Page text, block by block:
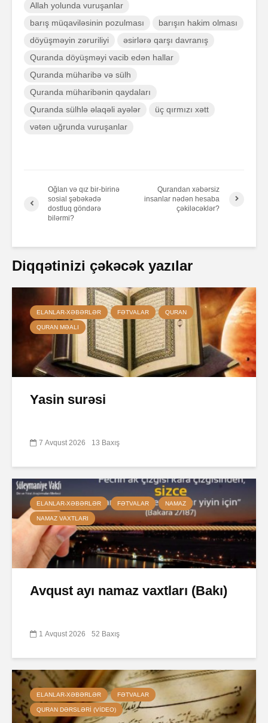
Allah yolunda vuruşanlar
barış müqaviləsinin pozulması
barışın hakim olması
döyüşməyin zəruriliyi
əsirlərə qarşı davranış
Quranda döyüşməyi vacib edən hallar
Quranda müharibə və sülh
Quranda müharibənin qaydaları
Quranda sülhlə əlaqəli ayələr
üç qırmızı xətt
vətən uğrunda vuruşanlar
Oğlan və qız bir-birinə
sosial şəbəkədə
dostluq göndərə
bilərmi?
Qurandan xəbərsiz
insanlar nədən hesaba
çəkiləcəklər?
Diqqətinizi çəkəcək yazılar
ELANLAR-XƏBƏRLƏR FƏTVALAR QURAN
QURAN MƏALI
Yasin surəsi
7 Avqust 2026 13 Baxış
ELANLAR-XƏBƏRLƏR FƏTVALAR NAMAZ
NAMAZ VAXTLARI
Avqust ayı namaz vaxtları (Bakı)
1 Avqust 2026 52 Baxış
ELANLAR-XƏBƏRLƏR FƏTVALAR
QURAN DƏRSLƏRI (VIDEO)